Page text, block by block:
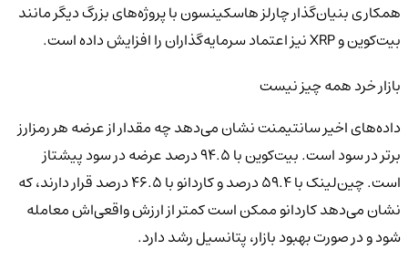
همکاری بنیان‌گذار چارلز هاسکینسون با پروژه‌های بزرگ دیگر مانند
بیت‌کوین و XRP نیز اعتماد سرمایه‌گذاران را افزایش داده است.
بازار خرد همه چیز نیست
داده‌های اخیر سانتیمنت نشان می‌دهد چه مقدار از عرضه هر رمزارز
برتر در سود است. بیت‌کوین با ۹۴.۵ درصد عرضه در سود پیشتاز
است. چین‌لینک با ۵۹.۴ درصد و کاردانو با ۴۶.۵ درصد قرار دارند، که
نشان می‌دهد کاردانو ممکن است کمتر از ارزش واقعی‌اش معامله
شود و در صورت بهبود بازار، پتانسیل رشد دارد.